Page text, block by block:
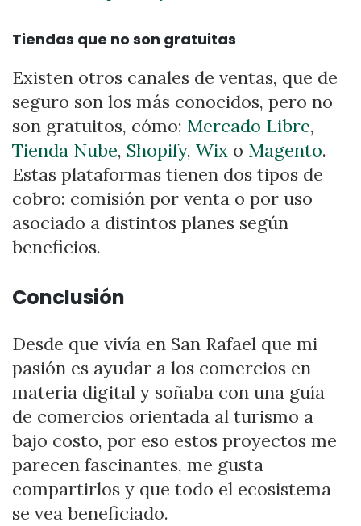
Tiendas que no son gratuitas
Existen otros canales de ventas, que de
seguro son los más conocidos, pero no
son gratuitos, cómo: Mercado Libre,
Tienda Nube, Shopify, Wix o Magento.
Estas plataformas tienen dos tipos de
cobro: comisión por venta o por uso
asociado a distintos planes según
beneficios.
Conclusión
Desde que vivía en San Rafael que mi
pasión es ayudar a los comercios en
materia digital y soñaba con una guía
de comercios orientada al turismo a
bajo costo, por eso estos proyectos me
parecen fascinantes, me gusta
compartirlos y que todo el ecosistema
se vea beneficiado.